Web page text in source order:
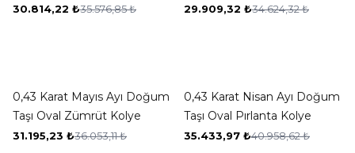
30.814,22 ₺35.576,85₺
Kolye
29.909,32 ₺34.624,32₺
-13%
0,43 Karat Mayıs Ayı Doğum
Taşı Oval Zümrüt Kolye
31.195,23 ₺36.053,11₺
-13%
0,43 Karat Nisan Ayı Doğum
Taşı Oval Pırlanta Kolye
35.433,97₺40.958,62₺